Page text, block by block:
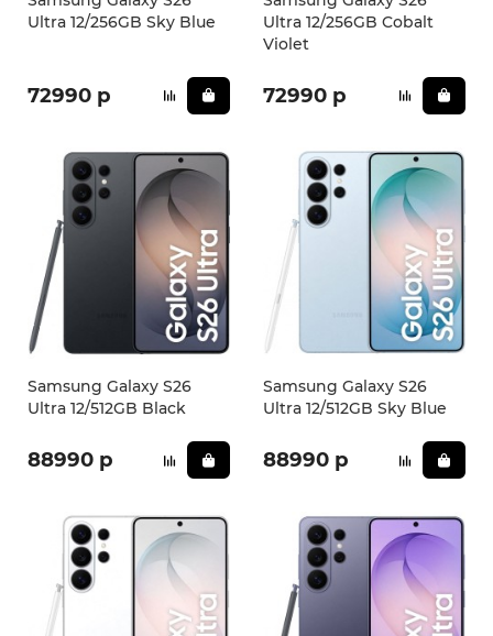
Ultra 12/256GB Sky Blue
72990 р
Ultra 12/256GB Cobalt
Violet
72990 р
Samsung Galaxy S26
Ultra 12/512GB Black
88990 р
Samsung Galaxy S26
Ultra 12/512GB Sky Blue
88990 р